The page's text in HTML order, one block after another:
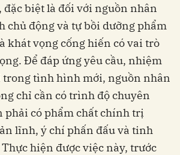
biệt là đối với nguồn nhân
chủ động và tự bồi dưỡng phẩm
khát vọng cống hiến có vai trò
Để đáp ứng yêu cầu, nhiệm
trong tình hình mới, nguồn nhân
chỉ cần có trình độ chuyên
phải có phẩm chất chính trị
lĩnh, ý chí phấn đấu và tinh
hiện được việc này, trước